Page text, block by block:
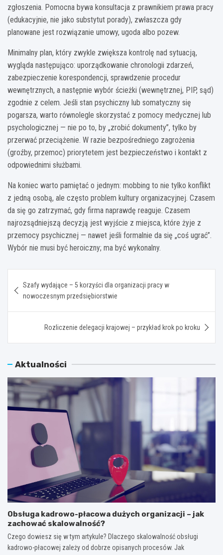
zgłoszenia. Pomocna bywa konsultacja z prawnikiem prawa pracy
(edukacyjnie, nie jako substytut porady), zwłaszcza gdy
planowane jest rozwiązanie umowy, ugoda albo pozew.
Minimalny plan, który zwykle zwiększa kontrolę nad sytuacją,
wygląda następująco: uporządkowanie chronologii zdarzeń,
zabezpieczenie korespondencji, sprawdzenie procedur
wewnętrznych, a następnie wybór ścieżki (wewnętrznej, PIP, sąd)
zgodnie z celem. Jeśli stan psychiczny lub somatyczny się
pogarsza, warto równolegle skorzystać z pomocy medycznej lub
psychologicznej — nie po to, by „zrobić dokumenty”, tylko by
przerwać przeciążenie. W razie bezpośredniego zagrożenia
(groźby, przemoc) priorytetem jest bezpieczeństwo i kontakt z
odpowiednimi służbami.
Na koniec warto pamiętać o jednym: mobbing to nie tylko konflikt
z jedną osobą, ale często problem kultury organizacyjnej. Czasem
da się go zatrzymać, gdy firma naprawdę reaguje. Czasem
najrozsądniejszą decyzją jest wyjście z miejsca, które żyje z
przemocy psychicznej — nawet jeśli formalnie da się „coś ugrać”.
Wybór nie musi być heroiczny; ma być wykonalny.
wpisu
Szafy wydające – 5 korzyści dla organizacji pracy w
nowoczesnym przedsiębiorstwie
Rozliczenie delegacji krajowej – przykład krok po kroku
Aktualności
Obsługa kadrowo-płacowa dużych organizacji – jak
zachować skalowalność?
Czego dowiesz się w tym artykule? Dlaczego skalowalność obsługi
kadrowo-płacowej zależy od dobrze opisanych procesów. Jak